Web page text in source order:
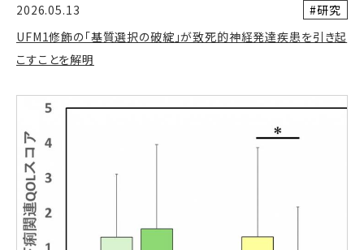
2026.05.13
#研究
UFM1修飾の「基質選択の破綻」が致死的神経発達疾患を引き起
こすことを解明